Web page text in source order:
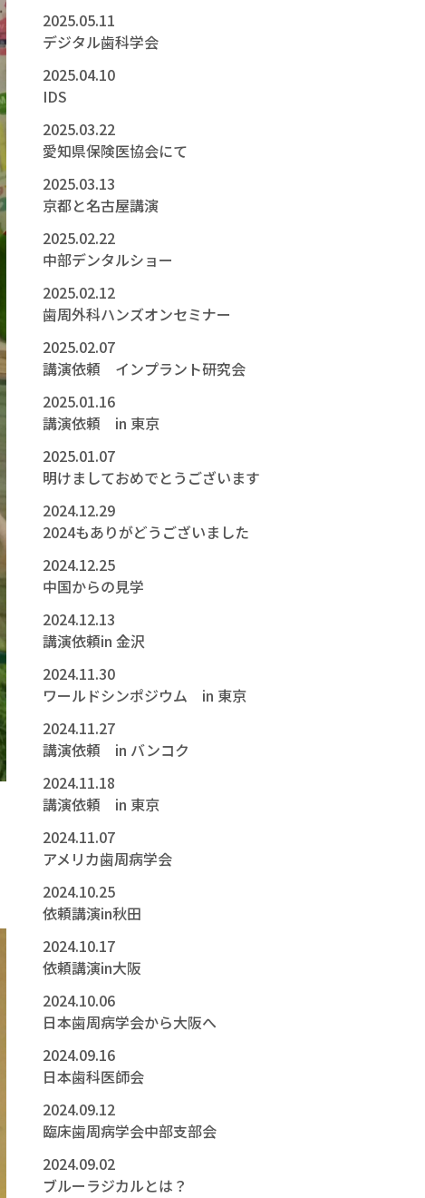
2025.05.11
デジタル歯科学会
2025.04.10
IDS
2025.03.22
愛知県保険医協会にて
2025.03.13
京都と名古屋講演
2025.02.22
中部デンタルショー
2025.02.12
歯周外科ハンズオンセミナー
2025.02.07
講演依頼 インプラント研究会
2025.01.16
講演依頼 in 東京
2025.01.07
明けましておめでとうございます
2024.12.29
2024もありがどうございました
2024.12.25
中国からの見学
2024.12.13
講演依頼in 金沢
2024.11.30
ワールドシンポジウム in 東京
2024.11.27
講演依頼 in バンコク
2024.11.18
講演依頼 in 東京
2024.11.07
アメリカ歯周病学会
2024.10.25
依頼講演in秋田
2024.10.17
依頼講演in大阪
2024.10.06
日本歯周病学会から大阪へ
2024.09.16
日本歯科医師会
2024.09.12
臨床歯周病学会中部支部会
2024.09.02
ブルーラジカルとは？